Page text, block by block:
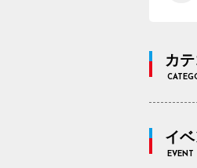
カ
イ
EVENT